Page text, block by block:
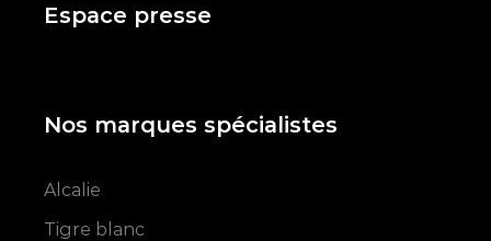
Espace presse
Nos marques spécialistes
Alcalie
Tigre blanc